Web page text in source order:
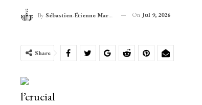
By Sébastien-Étienne Marechal On Jul 9, 2026
Share
l’crucial